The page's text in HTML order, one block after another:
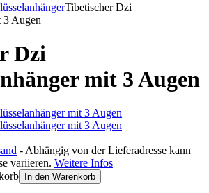
Tibetischer Dzi
3 Augen
Dzi
mit 3 Augen
- Abhängig von der Lieferadresse kann
variieren. Weitere Infos
In den Warenkorb